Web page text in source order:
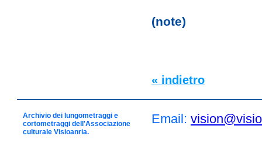
(note)
« indietro
Archivio dei lungometraggi e
cortometraggi dell'Associazione
culturale Visioanria.
Email: